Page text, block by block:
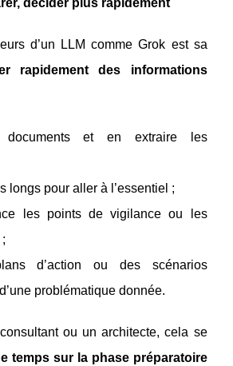
décider plus rapidement
d’un LLM comme Grok est sa
rapidement des informations
documents et en extraire les
longs pour aller à l’essentiel ;
les points de vigilance ou les
d’action ou des scénarios
problématique donnée.
ou un architecte, cela se
temps sur la phase préparatoire